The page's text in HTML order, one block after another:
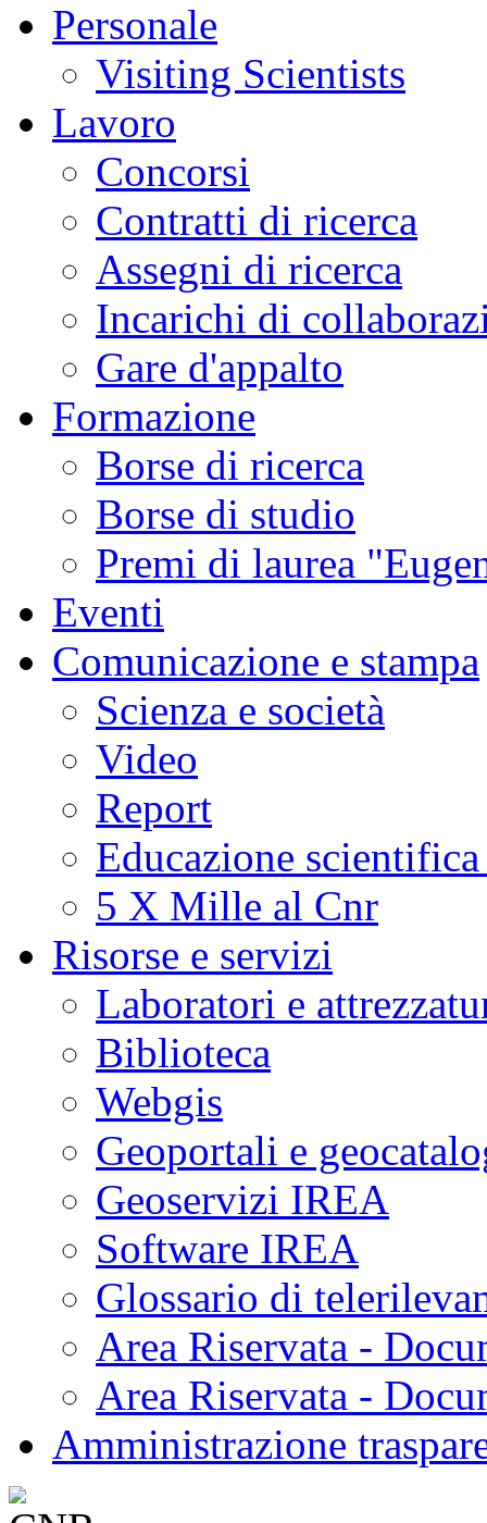
Personale
Visiting Scientists
Lavoro
Concorsi
Contratti di ricerca
Assegni di ricerca
Incarichi di
Gare d'appalto
Formazione
Borse di ricerca
Borse di studio
Premi di laurea
Eventi
Comunicazione e stampa
Scienza e società
Video
Report
Educazione
5 X Mille al Cnr
Risorse e servizi
Laboratori e
Biblioteca
Webgis
Geoportali e
Geoservizi IREA
Software IREA
Glossario di
Area Riservata -
Area Riservata -
Amministrazione